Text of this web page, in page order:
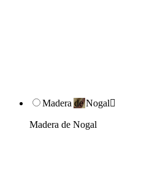
Madera de Nogal
Madera de Nogal